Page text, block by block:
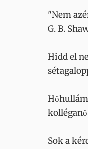
"Nem
G. B.
Hidd el
Sok a